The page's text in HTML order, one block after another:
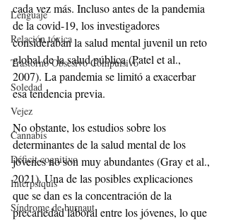
Lenguaje
Relación tóxica
Trastorno Obsesivo Compulsivo
Soledad
Vejez
Cannabis
Déficit cognitivo
Interpsiquis
Síndrome de burnaut
cada vez más. Incluso antes de la pandemia
de la covid-19, los investigadores
consideraban la salud mental juvenil un reto
global de la salud pública (Patel et al.,
2007). La pandemia se limitó a exacerbar
esa tendencia previa.
No obstante, los estudios sobre los
determinantes de la salud mental de los
jóvenes no son muy abundantes (Gray et al.,
2021). Una de las posibles explicaciones
que se dan es la concentración de la
precariedad laboral entre los jóvenes, lo que